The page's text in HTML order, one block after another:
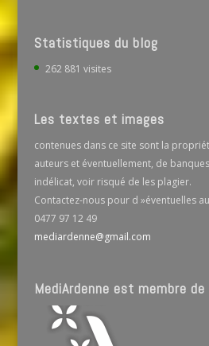
Statistiques du blog
262 881 visites
Les textes et images
contenues dans ce site sont la
auteurs et éventuellement, de
indélicat, voir risqué de les plagier.
Contactez-nous pour d »éventuelles
0477 97 12 49
mediardenne@gmail.com
MediArdenne est membre